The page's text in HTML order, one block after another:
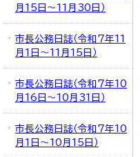
月15日～11月30日）
市長公務日誌（令和7年11
月1日～11月15日）
市長公務日誌（令和7年10
月16日～10月31日）
市長公務日誌（令和7年10
月1日～10月15日）